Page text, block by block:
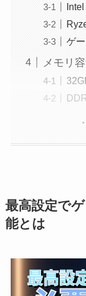
ゲ
メモリ
最高設定で
能とは